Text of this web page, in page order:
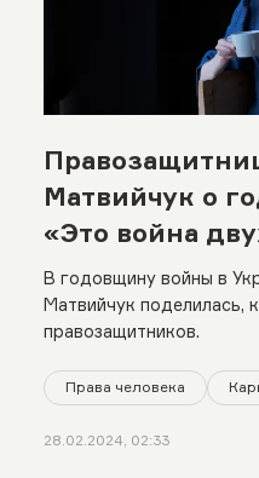
Матвийчук о
«Это война
В годовщину войны в
Матвийчук поделилась,
правозащитников.
Права человека
28.02.2024, 02:33